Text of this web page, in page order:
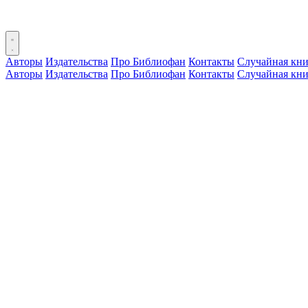
Авторы Издательства Про Библиофан Контакты Случайная
Авторы Издательства Про Библиофан Контакты Случайная